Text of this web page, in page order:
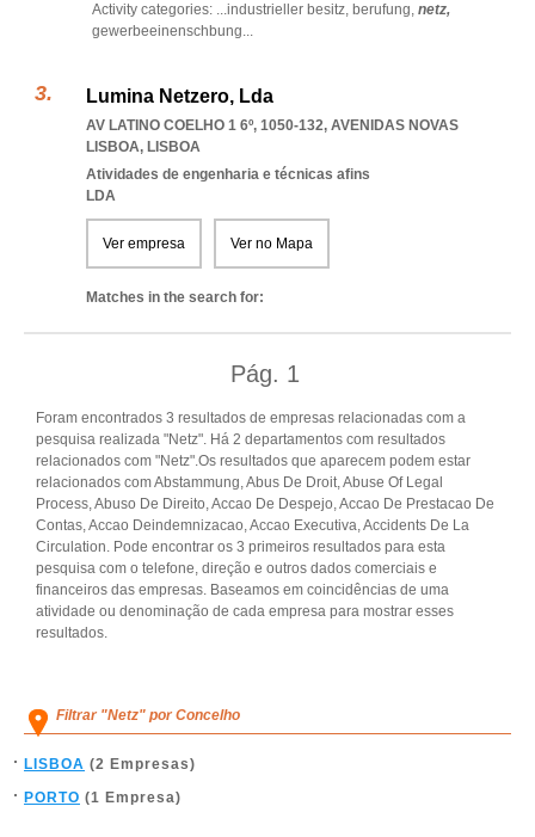
Activity categories: ...industrieller besitz, berufung, netz,
gewerbeeinenschbung...
Lumina Netzero, Lda
AV LATINO COELHO 1 6º, 1050-132, AVENIDAS NOVAS
LISBOA, LISBOA
Atividades de engenharia e técnicas afins
LDA
Ver empresa Ver no Mapa
Matches in the search for:
Pág. 1
Foram encontrados 3 resultados de empresas relacionadas com a
pesquisa realizada "Netz". Há 2 departamentos com resultados
relacionados com "Netz".Os resultados que aparecem podem estar
relacionados com Abstammung, Abus De Droit, Abuse Of Legal
Process, Abuso De Direito, Accao De Despejo, Accao De Prestacao De
Contas, Accao Deindemnizacao, Accao Executiva, Accidents De La
Circulation. Pode encontrar os 3 primeiros resultados para esta
pesquisa com o telefone, direção e outros dados comerciais e
financeiros das empresas. Baseamos em coincidências de uma
atividade ou denominação de cada empresa para mostrar esses
resultados.
Filtrar "Netz" por Concelho
LISBOA (2 Empresas)
PORTO (1 Empresa)